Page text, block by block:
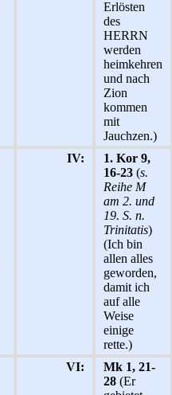
Erlösten
des
HERRN
werden
heimkehren
und nach
Zion
kommen
mit
Jauchzen.)
IV:
1. Kor 9,
16-23 (s.
Reihe M
am 2. und
19. S. n.
Trinitatis)
(Ich bin
allen alles
geworden,
damit ich
auf alle
Weise
einige
rette.)
VI:
Mk 1, 21-
28 (Er